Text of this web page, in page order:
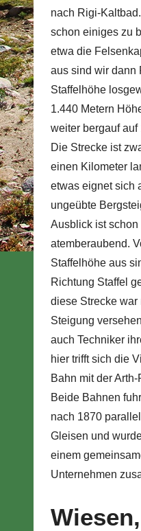
nach Rigi-
schon einiges zu
etwa die
aus sind wir dann
Staffelhöhe
1.440 Metern
weiter bergauf auf
Die Strecke ist
einen Kilometer
etwas eignet sich
ungeübte
Ausblick ist schon
atemberaubend.
Staffelhöhe aus
Richtung Staffel
diese Strecke war
Steigung
auch Techniker
hier trifft sich die
Bahn mit der
Beide Bahnen
nach 1870
Gleisen und
einem
Unternehmen
Wiesen,